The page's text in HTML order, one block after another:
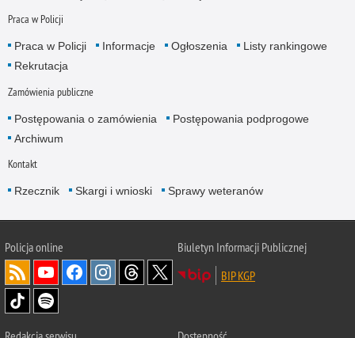
Praca w Policji
Praca w Policji Informacje Ogłoszenia
Listy rankingowe
Rekrutacja
Zamówienia publiczne
Postępowania o zamówienia
Postępowania podprogowe
Archiwum
Kontakt
Rzecznik Skargi i wnioski Sprawy weteranów
Policjaonline
Biuletyn Informacji Publicznej
BIP KGP